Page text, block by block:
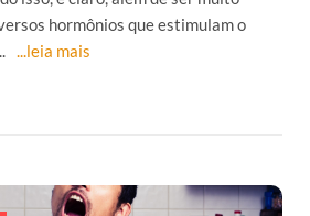
hormônios que estimulam o
...leia mais